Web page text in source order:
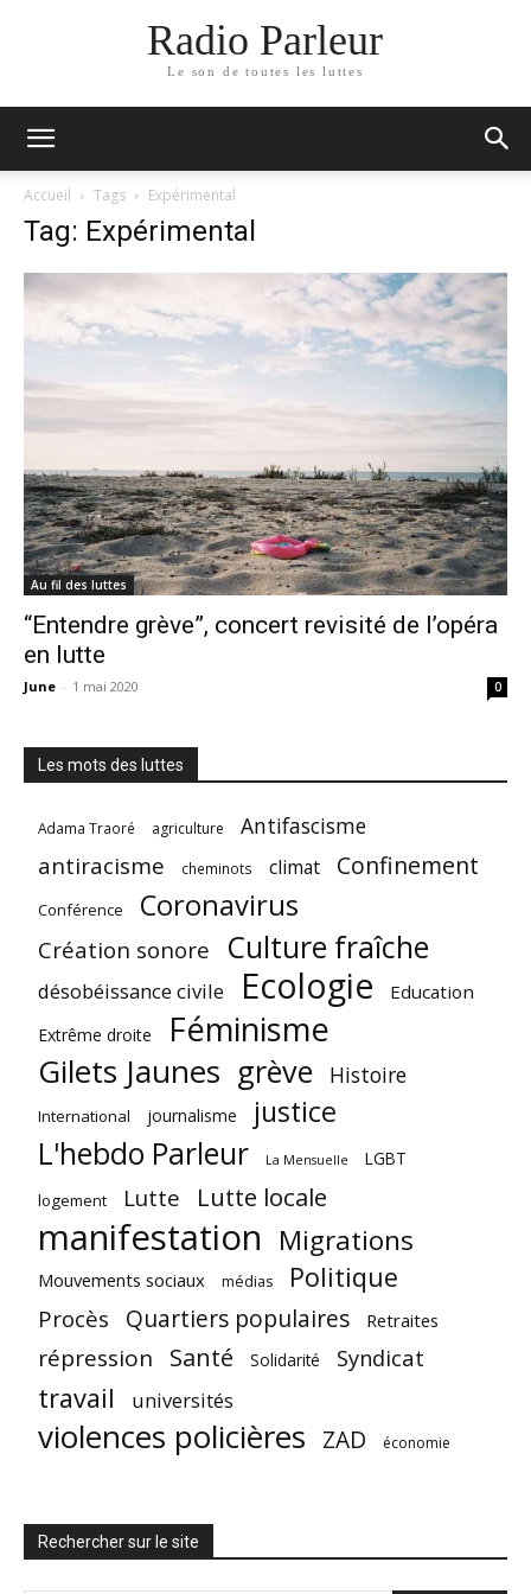
Radio Parleur
Le son de toutes les luttes
Accueil Tags Expérimental
Tag: Expérimental
Au fil des luttes
“Entendre grève”, concert revisité de l’opéra
en lutte
June - 1 mai 2020 0
Les mots des luttes
Adama Traoré agriculture Antifascisme
antiracisme cheminots climat Confinement
Conférence Coronavirus
Création sonore Culture fraîche
désobéissance civile Ecologie Education
Extrême droite Féminisme
Gilets Jaunes grève Histoire
International journalisme justice
L'hebdo Parleur La Mensuelle
LGBT
logement
Lutte Lutte locale
manifestation Migrations
Mouvements sociaux médias Politique
Procès Quartiers populaires Retraites
répression Santé Solidarité Syndicat
travail universités
violences policières ZAD économie
Rechercher sur le site